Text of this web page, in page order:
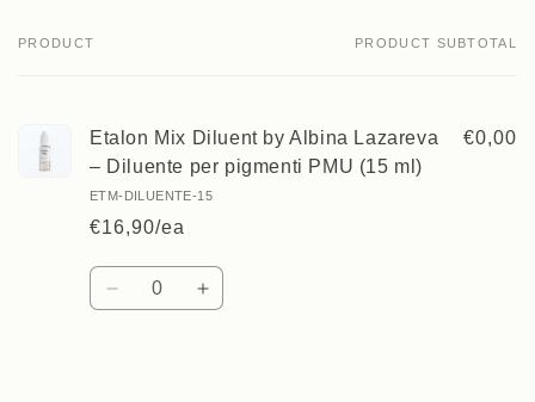
Your
PRODUCT PRODUCT SUBTOTAL
Etalon Mix Diluent by Albina Lazareva
– Diluente per pigmenti PMU (15 ml)
ETM-DILUENTE-15
€16,90/ea
€0,00
Quantity
Decrease Increase